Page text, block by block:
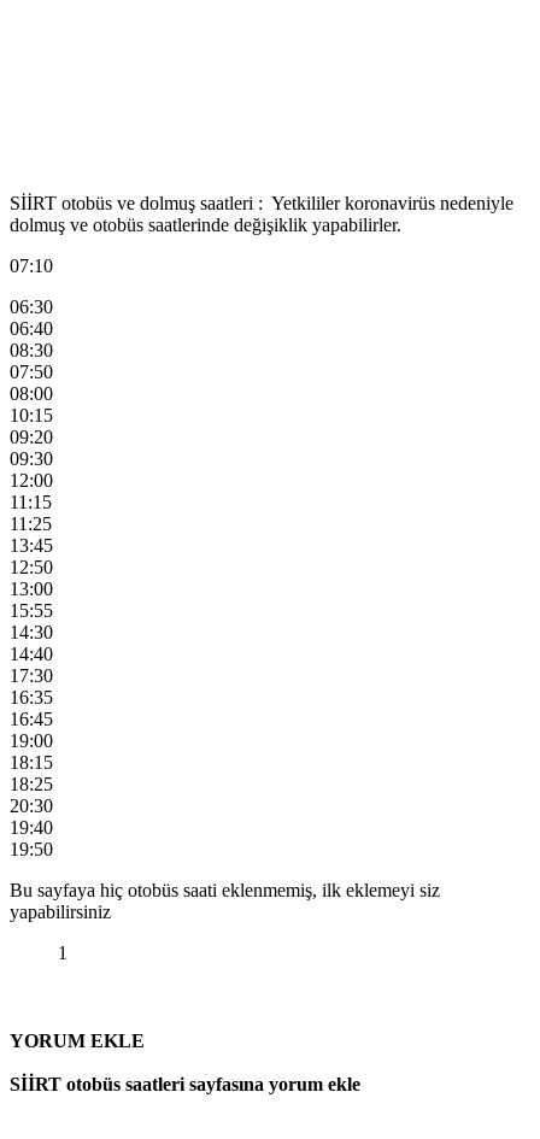
SİİRT otobüs ve dolmuş saatleri : Yetkililer koronavirüs nedeniyle
dolmuş ve otobüs saatlerinde değişiklik yapabilirler.
07:10
06:30
06:40
08:30
07:50
08:00
10:15
09:20
09:30
12:00
11:15
11:25
13:45
12:50
13:00
15:55
14:30
14:40
17:30
16:35
16:45
19:00
18:15
18:25
20:30
19:40
19:50
Bu sayfaya hiç otobüs saati eklenmemiş, ilk eklemeyi siz
yapabilirsiniz
1
YORUM EKLE
SİİRT otobüs saatleri sayfasına yorum ekle